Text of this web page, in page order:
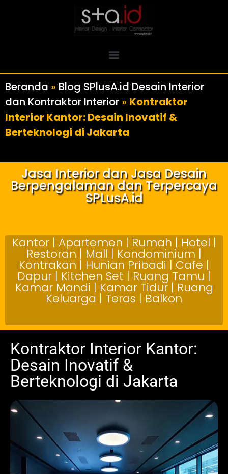
Beranda » Blog SPlusA.id Desain Interior
dan Kontraktor Interior » Kontraktor
Interior Kantor: Desain Inovatif &
Berteknologi di Jakarta
Jasa Interior dan Jasa Desain
Berpengalaman dan Terpercaya
SPLusA.id
Kantor | Apartemen | Rumah | Hotel |
Restoran | Mall | Kondominium |
Kontrakan | Hunian Pribadi | Cafe |
Dapur | Kitchen Set | Ruang Tamu |
Kamar Mandi | Kamar Tidur | Ruang
Keluarga | Teras | Balkon
Kontraktor Interior Kantor:
Desain Inovatif &
Berteknologi di Jakarta